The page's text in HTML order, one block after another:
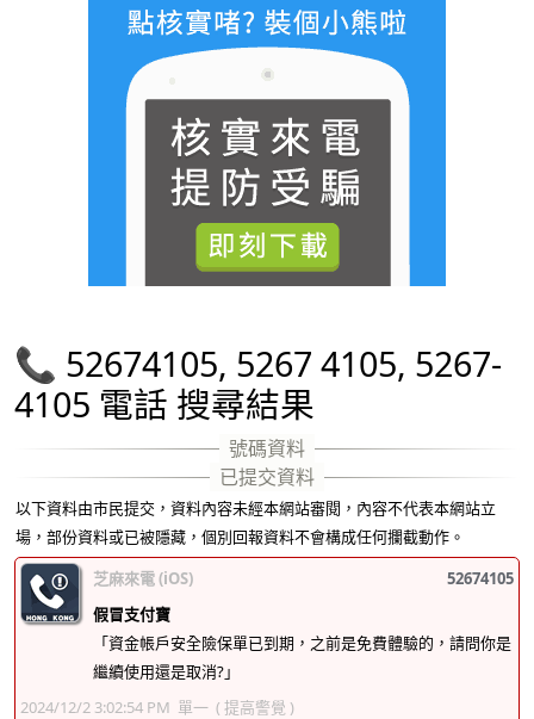
📞 52674105, 5267 4105, 5267-
4105 電話 搜尋結果
以下資料由市民提交，資料內容未經本網站審閱，內容不代表本網站立
場，部份資料或已被隱藏，個別回報資料不會構成任何攔截動作。
芝麻來電 (iOS)
52674105
假冒支付寶
「資金帳戶安全險保單已到期，之前是免費體驗的，請問你是
繼續使用還是取消?」
2024/12/2 3:02:54 PM 單一 ( 提高警覺 )